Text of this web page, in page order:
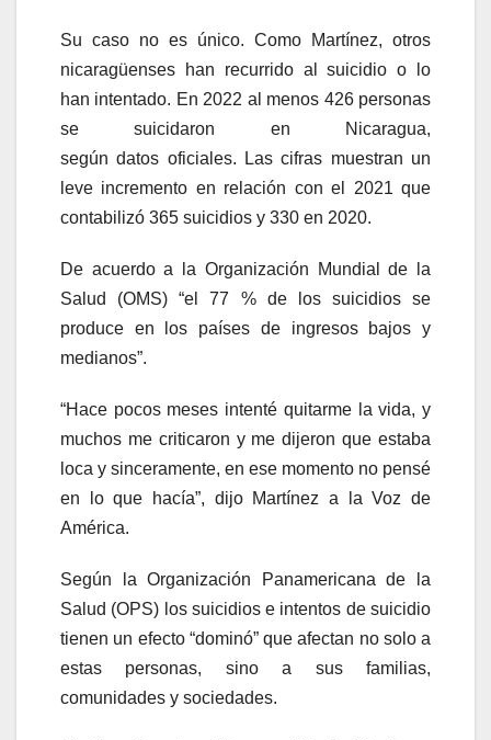
Su caso no es único. Como Martínez, otros
nicaragüenses han recurrido al suicidio o lo
han intentado. En 2022 al menos 426 personas
se suicidaron en Nicaragua,
según datos oficiales. Las cifras muestran un
leve incremento en relación con el 2021 que
contabilizó 365 suicidios y 330 en 2020.
De acuerdo a la Organización Mundial de la
Salud (OMS) “el 77 % de los suicidios se
produce en los países de ingresos bajos y
medianos”.
“Hace pocos meses intenté quitarme la vida, y
muchos me criticaron y me dijeron que estaba
loca y sinceramente, en ese momento no pensé
en lo que hacía”, dijo Martínez a la Voz de
América.
Según la Organización Panamericana de la
Salud (OPS) los suicidios e intentos de suicidio
tienen un efecto “dominó” que afectan no solo a
estas personas, sino a sus familias,
comunidades y sociedades.